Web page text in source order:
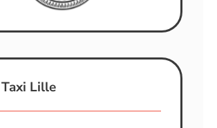
Lille